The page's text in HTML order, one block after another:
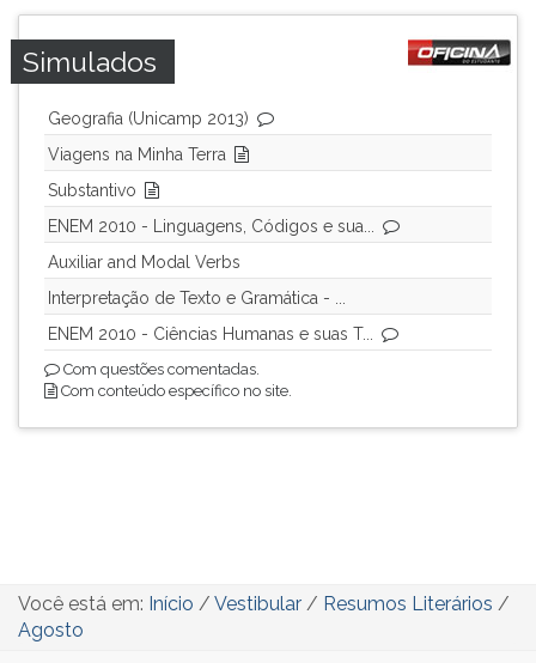
Simulados
Geografia (Unicamp 2013)
Viagens na Minha Terra
Substantivo
ENEM 2010 - Linguagens, Códigos e sua...
Auxiliar and Modal Verbs
Interpretação de Texto e Gramática - ...
ENEM 2010 - Ciências Humanas e suas T...
Com questões comentadas.
Com conteúdo específico no site.
Você está em: Início / Vestibular / Resumos Literários /
Agosto